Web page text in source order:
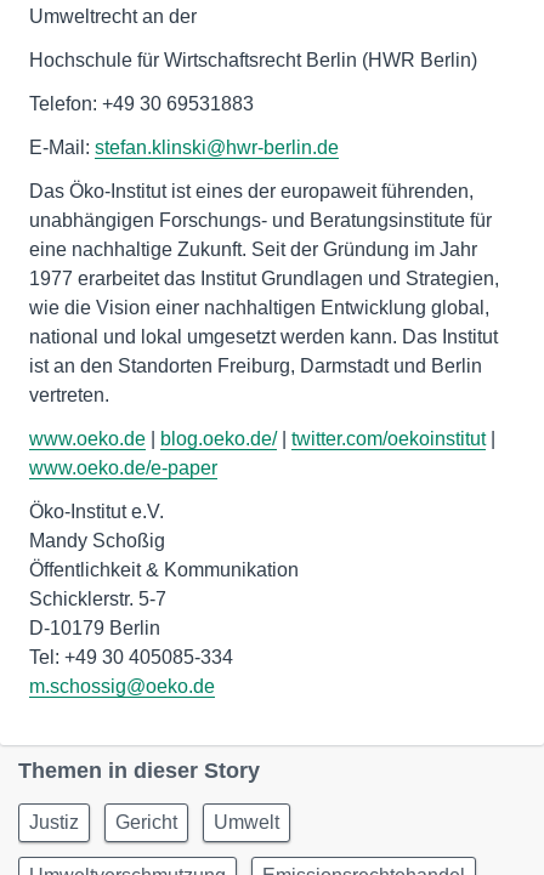
Umweltrecht an der
Hochschule für Wirtschaftsrecht Berlin (HWR Berlin)
Telefon: +49 30 69531883
E-Mail: stefan.klinski@hwr-berlin.de
Das Öko-Institut ist eines der europaweit führenden,
unabhängigen Forschungs- und Beratungsinstitute für
eine nachhaltige Zukunft. Seit der Gründung im Jahr
1977 erarbeitet das Institut Grundlagen und Strategien,
wie die Vision einer nachhaltigen Entwicklung global,
national und lokal umgesetzt werden kann. Das Institut
ist an den Standorten Freiburg, Darmstadt und Berlin
vertreten.
www.oeko.de blog.oeko.de/| twitter.com/oekoinstitut|
www.oeko.de/e-paper
Öko-Institut e.V.
Mandy Schoßig
Öffentlichkeit & Kommunikation
Schicklerstr. 5-7
D-10179 Berlin
m.schossig@oeko.de
Themen in dieser Story
Justiz Gericht Umwelt